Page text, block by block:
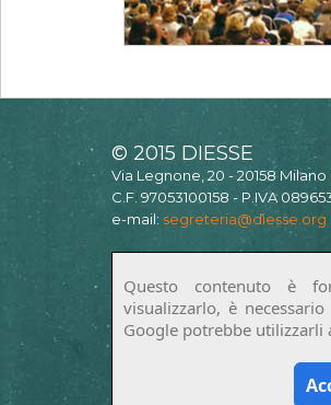
© 2015 DIESSE
Via Legnone, 20 - 20158 Milano
C.F. 97053100158 - P.IVA
e-mail: segreteria@diesse.org
Questo contenuto è
visualizzarlo, è
Google potrebbe